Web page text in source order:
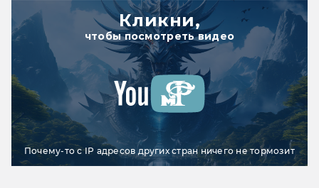
Кликни,
чтобы посмотреть видео
Почему-то с IP адресов других стран ничего не тормозит